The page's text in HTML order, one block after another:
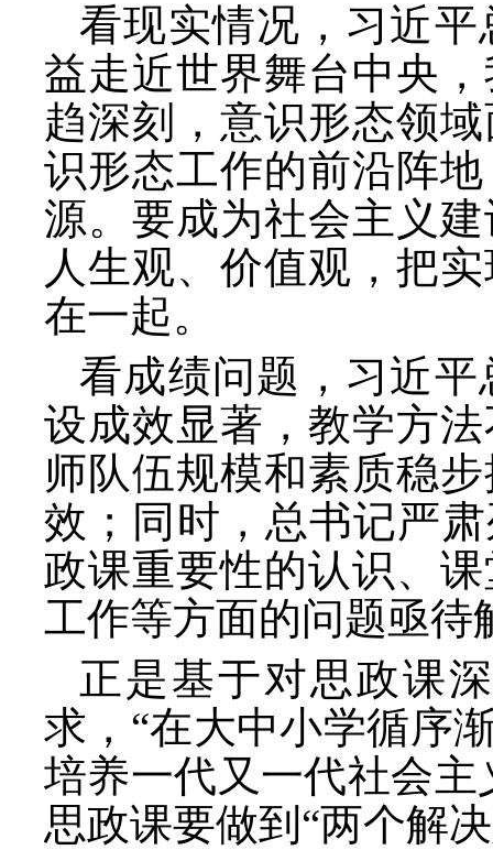
看现实情况，习近
益走近世界舞台中央
趋深刻，意识形态领
识形态工作的前沿阵
源。要成为社会主义
人生观、价值观，把
在一起。
看成绩问题，习近
设成效显著，教学方
师队伍规模和素质稳
效；同时，总书记严
政课重要性的认识、
工作等方面的问题亟待
正是基于对思政课
求， “在大中小学循序
培养一代又一代社会
思政课要做到“两个解